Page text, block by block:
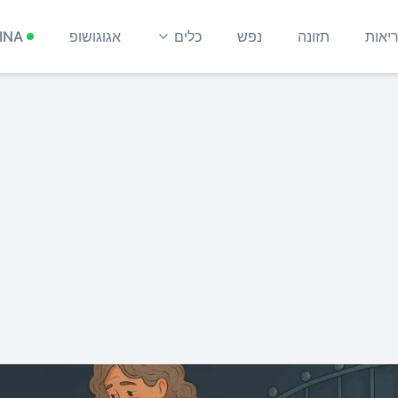
תזונה נפש כלים אגוגושופ